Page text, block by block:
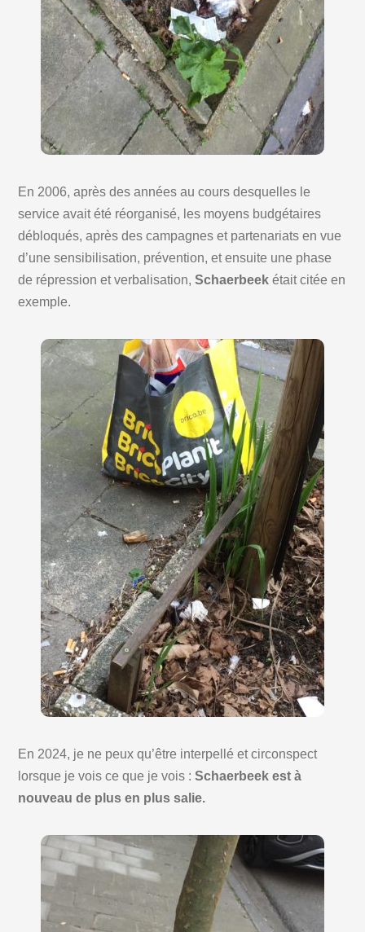
En 2006, après des années au cours desquelles le
service avait été réorganisé, les moyens budgétaires
débloqués, après des campagnes et partenariats en vue
d’une sensibilisation, prévention, et ensuite une phase
de répression et verbalisation, Schaerbeek était citée en
exemple.
En 2024, je ne peux qu’être interpellé et circonspect
lorsque je vois ce que je vois :Schaerbeek est à
nouveau de plus en plus salie.